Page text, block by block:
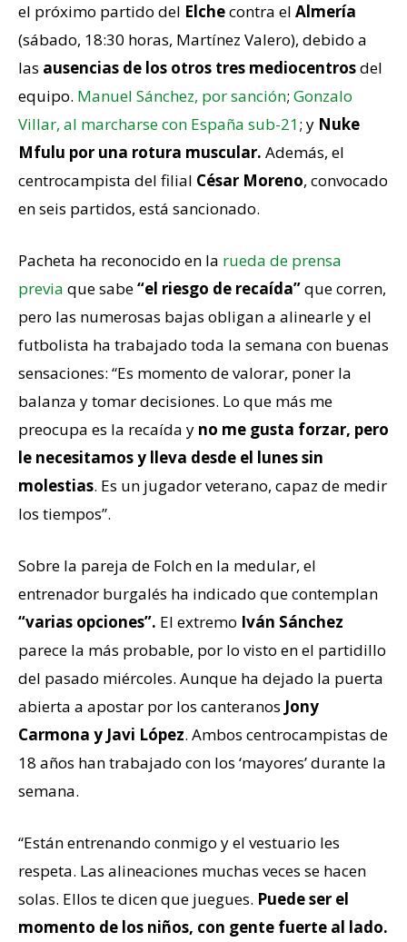
el próximo partido del Elchecontra el Almería
(sábado, 18:30 horas, Martínez Valero), debido a
las ausencias de los otros tres mediocentrosdel
equipo. Manuel Sánchez, por sanción; Gonzalo
Villar, al marcharse con España sub-21; y Nuke
Mfulu por una rotura muscular. Además, el
centrocampista del filial César Moreno, convocado
en seis partidos, está sancionado.
Pacheta ha reconocido en la rueda de prensa
previa que sabe“el riesgo de recaída”que corren,
pero las numerosas bajas obligan a alinearle y el
futbolista ha trabajado toda la semana con buenas
sensaciones: “Es momento de valorar, poner la
balanza y tomar decisiones. Lo que más me
preocupa es la recaída y no me gusta forzar, pero
le necesitamos y lleva desde el lunes sin
molestias. Es un jugador veterano, capaz de medir
los tiempos”.
Sobre la pareja de Folch en la medular, el
entrenador burgalés ha indicado que contemplan
“varias opciones”. El extremo Iván Sánchez
parece la más probable, por lo visto en el partidillo
del pasado miércoles. Aunque ha dejado la puerta
abierta a apostar por los canteranos Jony
Carmona y Javi López. Ambos centrocampistas de
18 años han trabajado con los ‘mayores’ durante la
semana.
“Están entrenando conmigo y el vestuario les
respeta. Las alineaciones muchas veces se hacen
solas. Ellos te dicen que juegues. Puede ser el
momento de los niños, con gente fuerte al lado.